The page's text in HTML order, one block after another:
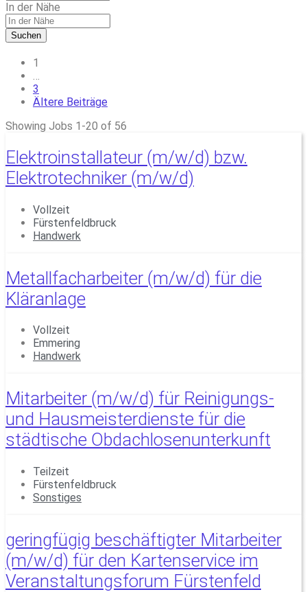
In der Nähe
Suchen
Posts
navigation
1
…
3
Ältere Beiträge
Showing Jobs 1-20 of 56
Elektroinstallateur (m/w/d) bzw.
Elektrotechniker (m/w/d)
Vollzeit
Fürstenfeldbruck
Handwerk
Metallfacharbeiter (m/w/d) für die
Kläranlage
Vollzeit
Emmering
Handwerk
Mitarbeiter (m/w/d) für Reinigungs-
und Hausmeisterdienste für die
städtische Obdachlosenunterkunft
Teilzeit
Fürstenfeldbruck
Sonstiges
geringfügig beschäftigter Mitarbeiter
(m/w/d) für den Kartenservice im
Veranstaltungsforum Fürstenfeld